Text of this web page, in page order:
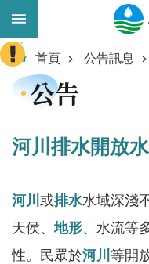
跳到主要內容區塊
進
階
搜
:::
首頁 公告訊息
公告
河川排水開放
河川 或排水水域深淺
天侯、地形、水流等
性。民眾於河川 等開